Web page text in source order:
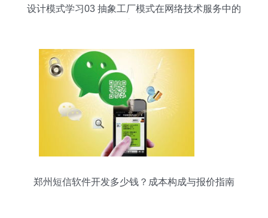
设计模式学习03 抽象工厂模式在网络技术服务中的
郑州短信软件开发多少钱？成本构成与报价指南